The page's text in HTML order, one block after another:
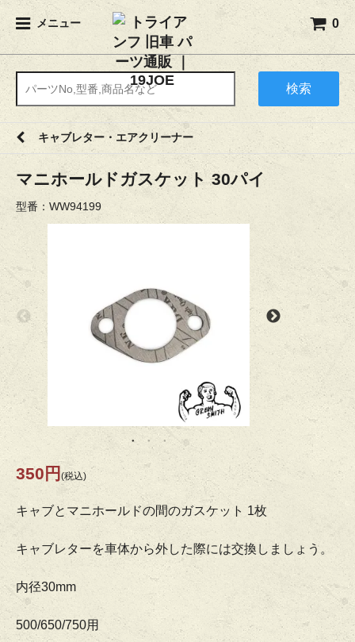
メニュー 0
検索
キャブレター・エアクリーナー
マニホールドガスケット 30パイ
型番：WW94199
350円 (税込)
キャブとマニホールドの間のガスケット 1枚
キャブレターを車体から外した際には交換しましょう。
内径30mm
500/650/750用